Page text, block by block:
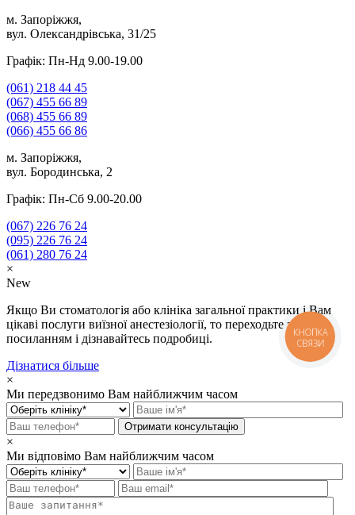
м. Запоріжжя,
вул. Олександрівська, 31/25
Графік: Пн-Нд 9.00-19.00
(061) 218 44 45
(067) 455 66 89
(068) 455 66 89
(066) 455 66 86
м. Запоріжжя,
вул. Бородинська, 2
Графік: Пн-Сб 9.00-20.00
(067) 226 76 24
(095) 226 76 24
(061) 280 76 24
×
New
Якщо Ви стоматологія або клініка загальної практики і Вам
цікаві послуги виїзної анестезіології, то переходьте за
посиланням і дізнавайтесь подробиці.
Дізнатися більше
×
Ми передзвонимо Вам найближчим часом
×
Ми відповімо Вам найближчим часом
КНОПКА
СВЯЗИ